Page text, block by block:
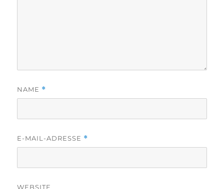
NAME *
E-MAIL-ADRESSE *
WEBSITE